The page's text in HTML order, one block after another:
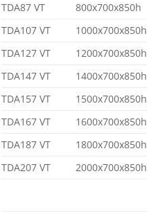
TDA87 VT
800x700x850h
TDA107 VT
1000x700x850h
TDA127 VT
1200x700x850h
TDA147 VT
1400x700x850h
TDA157 VT
1500x700x850h
TDA167 VT
1600x700x850h
TDA187 VT
1800x700x850h
TDA207 VT
2000x700x850h